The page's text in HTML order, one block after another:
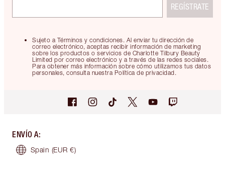
Sujeto a Términos y condiciones. Al enviar tu dirección de
correo electrónico, aceptas recibir información de marketing
sobre los productos o servicios de Charlotte Tilbury Beauty
Limited por correo electrónico y a través de las redes sociales.
Para obtener más información sobre cómo utilizamos tus datos
personales, consulta nuestra Política de privacidad.
REGÍSTRATE
ENVÍO A:
Spain (EUR €)